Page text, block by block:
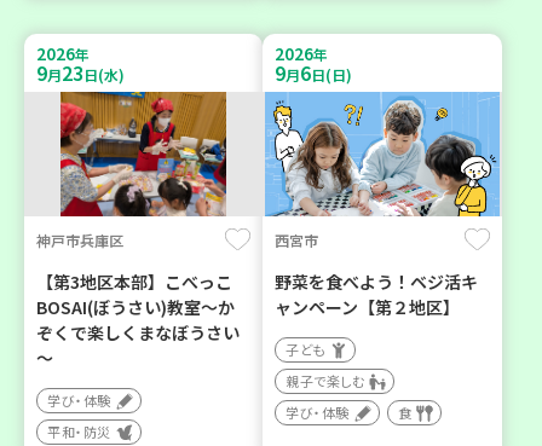
2026年
9月23日(水)
神戸市兵庫区
【第3地区本部】こべっこ
BOSAI(ぼうさい)教室～か
ぞくで楽しくまなぼうさい
～
学び・体験
平和・防災
2026年
9月6日(日)
西宮市
野菜を食べよう！ベジ活キ
ャンペーン【第２地区】
子ども
親子で楽しむ
学び・体験
食